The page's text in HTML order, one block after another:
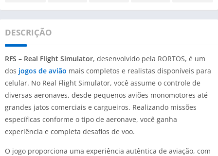
DESCRIÇÃO
RFS – Real Flight Simulator, desenvolvido pela RORTOS, é um
dos jogos de avião mais completos e realistas disponíveis para
celular. No Real Flight Simulator, você assume o controle de
diversas aeronaves, desde pequenos aviões monomotores até
grandes jatos comerciais e cargueiros. Realizando missões
específicas conforme o tipo de aeronave, você ganha
experiência e completa desafios de voo.
O jogo proporciona uma experiência autêntica de aviação, com